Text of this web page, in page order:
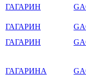
ГАГАРИН
ГАГАРИН
ГАГАРИН
ГАГАРИНА